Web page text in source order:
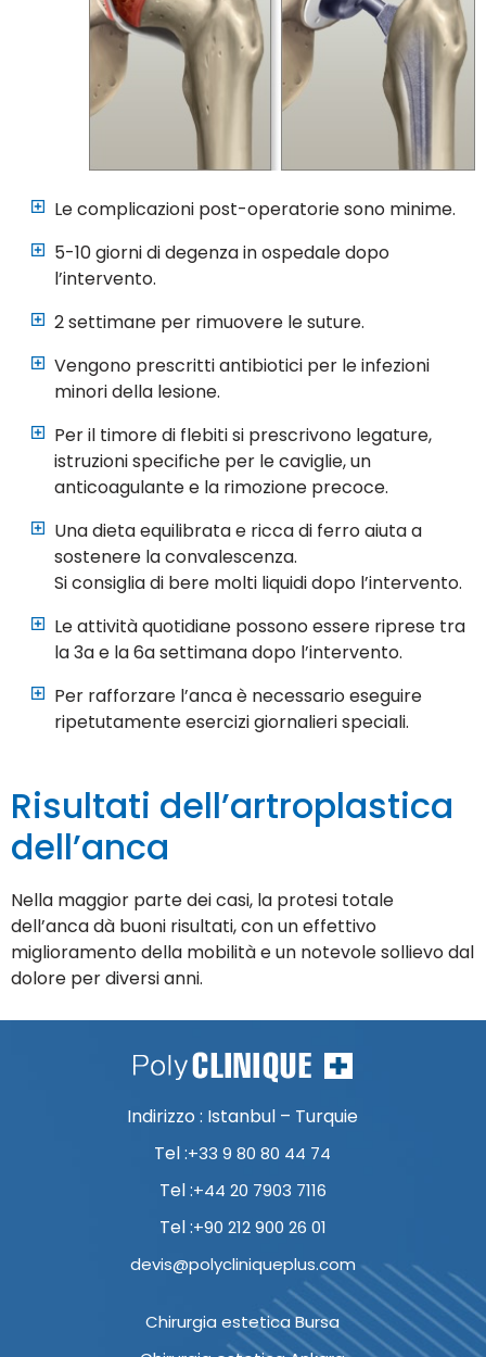
Le complicazioni post-operatorie sono minime.
5-10 giorni di degenza in ospedale dopo
l’intervento.
2 settimane per rimuovere le suture.
Vengono prescritti antibiotici per le infezioni
minori della lesione.
Per il timore di flebiti si prescrivono legature,
istruzioni specifiche per le caviglie, un
anticoagulante e la rimozione precoce.
Una dieta equilibrata e ricca di ferro aiuta a
sostenere la convalescenza.
Si consiglia di bere molti liquidi dopo l’intervento.
Le attività quotidiane possono essere riprese tra
la 3a e la 6a settimana dopo l’intervento.
Per rafforzare l’anca è necessario eseguire
ripetutamente esercizi giornalieri speciali.
Risultati dell’artroplastica
dell’anca
Nella maggior parte dei casi, la protesi totale
dell’anca dà buoni risultati, con un effettivo
miglioramento della mobilità e un notevole sollievo dal
dolore per diversi anni.
Indirizzo : Istanbul – Turquie
Tel :+33 9 80 80 44 74
Tel :+44 20 7903 7116
Tel :+90 212 900 26 01
devis@polycliniqueplus.com
Chirurgia estetica Bursa